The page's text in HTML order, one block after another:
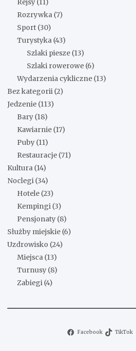
Rejsy (11)
Rozrywka (7)
Sport (30)
Turystyka (43)
Szlaki piesze (13)
Szlaki rowerowe (6)
Wydarzenia cykliczne (13)
Bez kategorii (2)
Jedzenie (113)
Bary (18)
Kawiarnie (17)
Puby (11)
Restauracje (71)
Kultura (14)
Noclegi (34)
Hotele (23)
Kempingi (3)
Pensjonaty (8)
Służby miejskie (6)
Uzdrowisko (24)
Miejsca (13)
Turnusy (8)
Zabiegi (4)
Facebook TikTok